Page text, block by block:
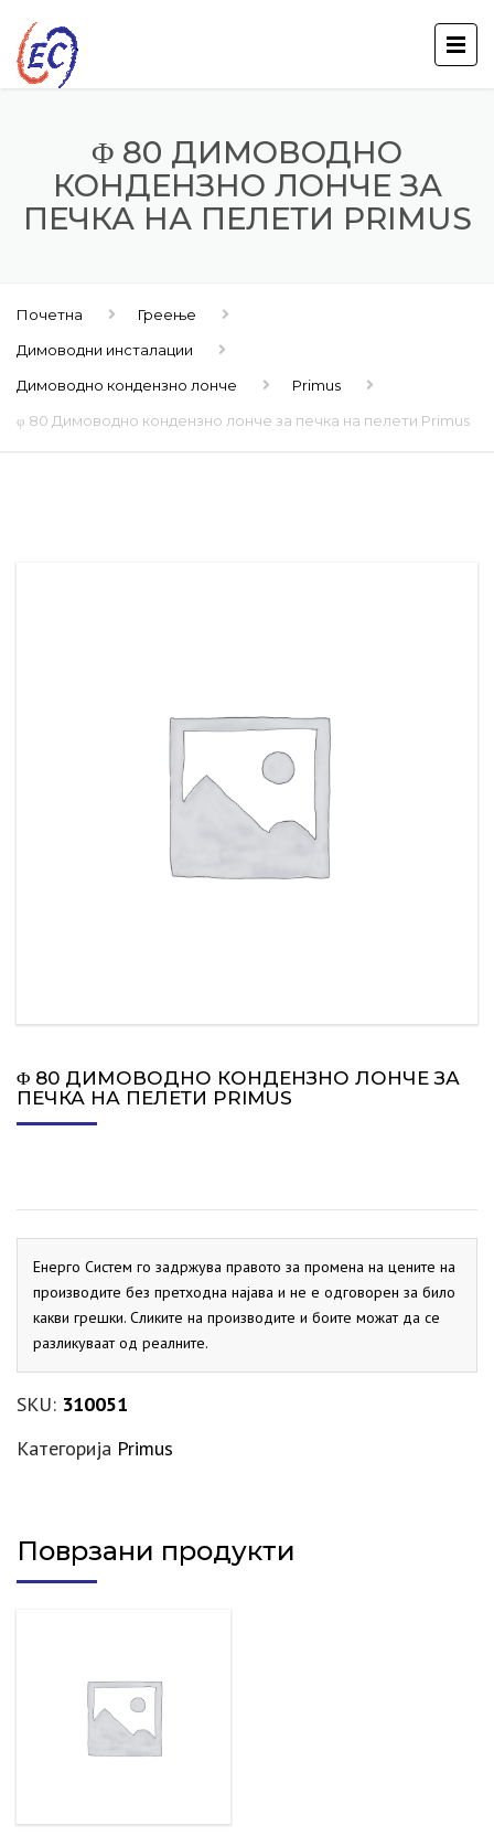
Φ 80 ДИМОВОДНО
КОНДЕНЗНО ЛОНЧЕ ЗА
ПЕЧКА НА ПЕЛЕТИ PRIMUS
Почетна
Греење
Димоводни инсталации
Димоводно кондензно лонче
Primus
φ 80 Димоводно кондензно лонче за печка на пелети Primus
Φ 80 ДИМОВОДНО КОНДЕНЗНО ЛОНЧЕ ЗА
ПЕЧКА НА ПЕЛЕТИ PRIMUS
Енерго Систем го задржува правото за промена на цените на
производите без претходна најава и не е одговорен за било
какви грешки. Сликите на производите и боите можат да се
разликуваат од реалните.
SKU: 310051
Категорија Primus
Поврзани продукти